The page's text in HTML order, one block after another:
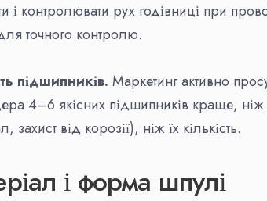
і контролювати рух годівниці при
точного контролю.
підшипників. Маркетинг активно
4–6 якісних підшипників краще, ніж
захист від корозії), ніж їх кількість.
і форма шпулі